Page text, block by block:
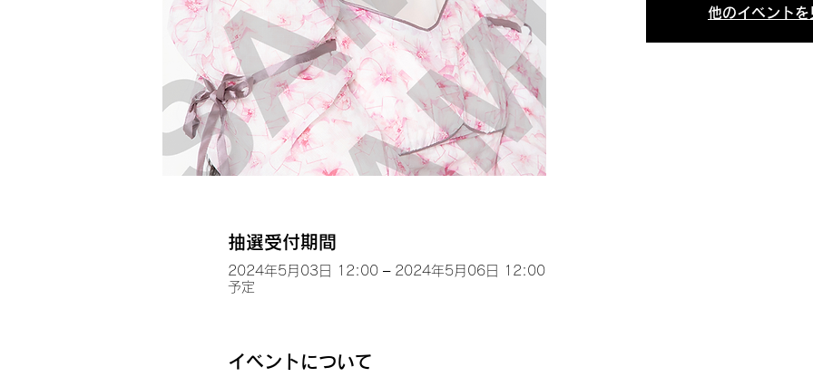
他のイベントを
抽選受付期間
2024年5月03日 12:00 – 2024年5月06日 12:00
予定
イベントについて